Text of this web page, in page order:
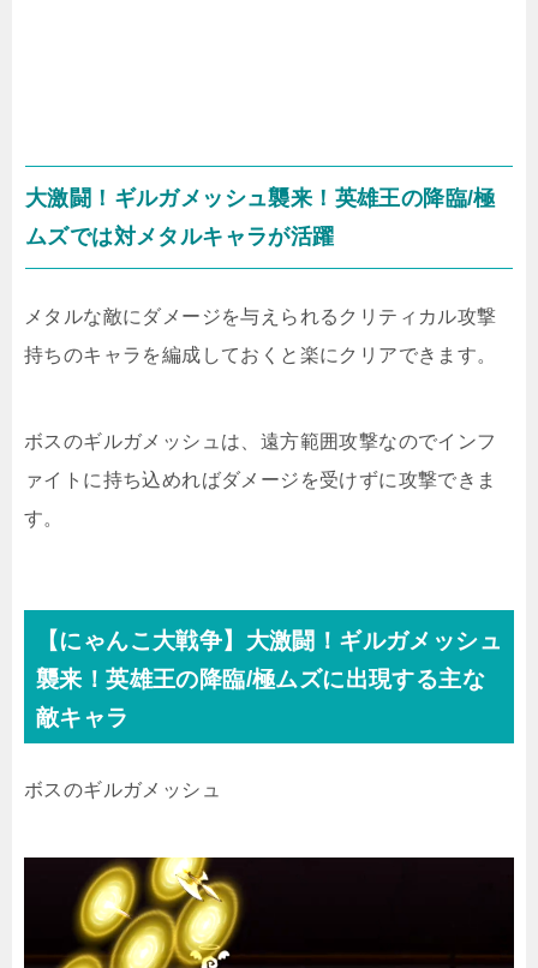
大激闘！ギルガメッシュ襲来！英雄王の降臨/極
ムズでは対メタルキャラが活躍
メタルな敵にダメージを与えられるクリティカル攻撃
持ちのキャラを編成しておくと楽にクリアできます。
ボスのギルガメッシュは、遠方範囲攻撃なのでインフ
ァイトに持ち込めればダメージを受けずに攻撃できま
す。
【にゃんこ大戦争】大激闘！ギルガメッシュ
襲来！英雄王の降臨/極ムズに出現する主な
敵キャラ
ボスのギルガメッシュ